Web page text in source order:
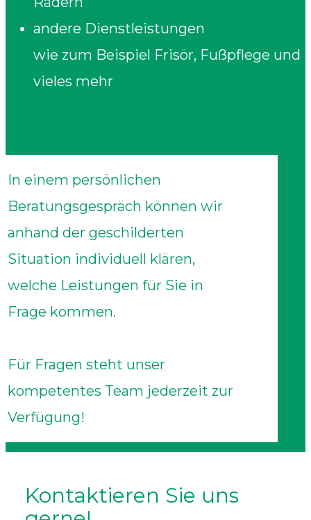
andere Dienstleistungen
wie zum Beispiel Frisör, Fußpflege und
vieles mehr
In einem persönlichen
Beratungsgespräch können wir
anhand der geschilderten
Situation individuell klären,
welche Leistungen für Sie in
Frage kommen.
Für Fragen steht unser
kompetentes Team jederzeit zur
Verfügung!
Kontaktieren Sie uns